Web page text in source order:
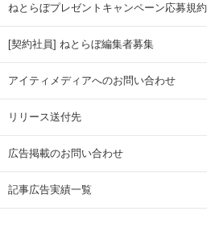
ねとらぼプレゼントキャンペーン応募規約
[契約社員] ねとらぼ編集者募集
アイティメディアへのお問い合わせ
リリース送付先
広告掲載のお問い合わせ
記事広告実績一覧